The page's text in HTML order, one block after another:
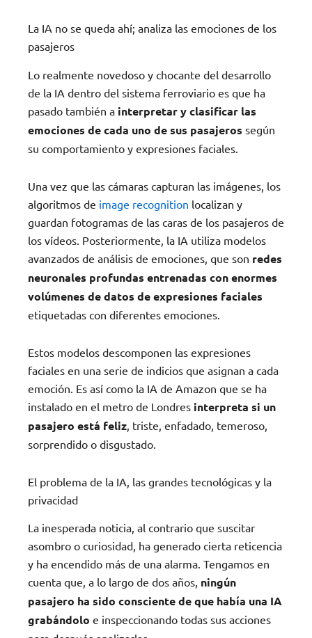
La IA no se queda ahí; analiza las emociones de los
pasajeros
Lo realmente novedoso y chocante del desarrollo
de la IA dentro del sistema ferroviario es que ha
pasado también a interpretar y clasificar las
emociones de cada uno de sus pasajeros según
su comportamiento y expresiones faciales.
Una vez que las cámaras capturan las imágenes, los
algoritmos de image recognition localizan y
guardan fotogramas de las caras de los pasajeros de
los vídeos. Posteriormente, la IA utiliza modelos
avanzados de análisis de emociones, que son redes
neuronales profundas entrenadas con enormes
volúmenes de datos de expresiones faciales
etiquetadas con diferentes emociones.
Estos modelos descomponen las expresiones
faciales en una serie de indicios que asignan a cada
emoción. Es así como la IA de Amazon que se ha
instalado en el metro de Londres interpreta si un
pasajero está feliz , triste, enfadado, temeroso,
sorprendido o disgustado.
El problema de la IA, las grandes tecnológicas y la
privacidad
La inesperada noticia, al contrario que suscitar
asombro o curiosidad, ha generado cierta reticencia
y ha encendido más de una alarma. Tengamos en
cuenta que, a lo largo de dos años, ningún
pasajero ha sido consciente de que había una IA
grabándolo e inspeccionando todas sus acciones